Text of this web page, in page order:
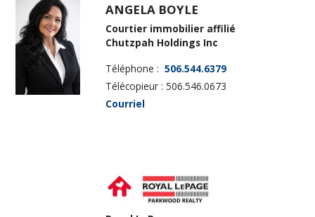
ANGELA BOYLE
Courtier immobilier affilié
Chutzpah Holdings Inc
Téléphone :506.544.6379
Télécopieur : 506.546.0673
Courriel